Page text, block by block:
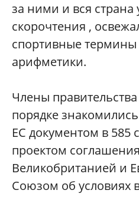
за ними и вся страна
скорочтения ,
спортивные
арифметики.
Члены
порядке
ЕС документом в 585
проектом
Великобританией и
Союзом об условиях